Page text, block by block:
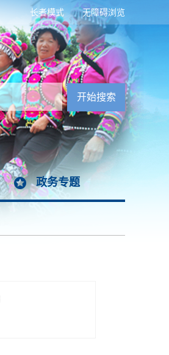
无障碍浏览
长者模式
政务专题